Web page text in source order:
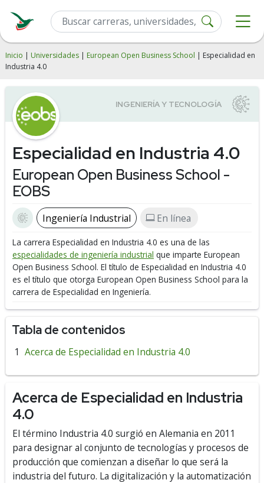
Inicio | Universidades | European Open Business School | Especialidad en
Industria 4.0
Especialidad en Industria 4.0
European Open Business School -
EOBS
Ingeniería Industrial En línea
La carrera Especialidad en Industria 4.0 es una de las
especialidades de ingeniería industrial que imparte European
Open Business School. El título de Especialidad en Industria 4.0
es el título que otorga European Open Business School para la
carrera de Especialidad en Ingeniería.
Tabla de contenidos
Acerca de Especialidad en Industria 4.0
Acerca de Especialidad en Industria
4.0
El término Industria 4.0 surgió en Alemania en 2011
para designar al conjunto de tecnologías y procesos de
producción que comienzan a diseñar lo que será la
industria del futuro. La digitalización y la automatización